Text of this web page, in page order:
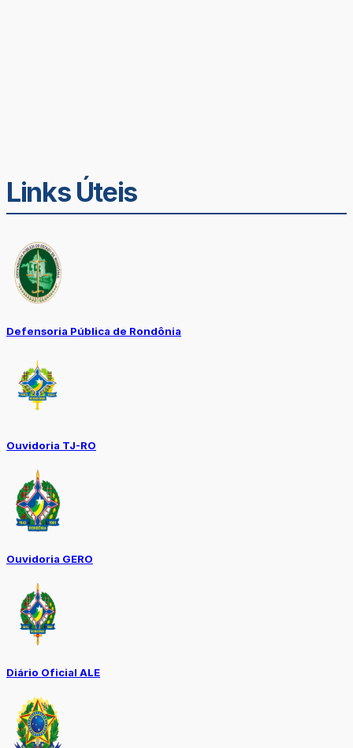
Links Úteis
Defensoria Pública de Rondônia
Ouvidoria TJ-RO
Ouvidoria GERO
Diário Oficial ALE